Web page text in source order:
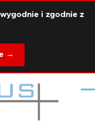
i zgodnie z
→